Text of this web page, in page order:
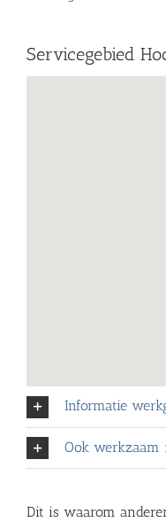
Servicegebied
Informatie
Ook werkzaam
Dit is waarom